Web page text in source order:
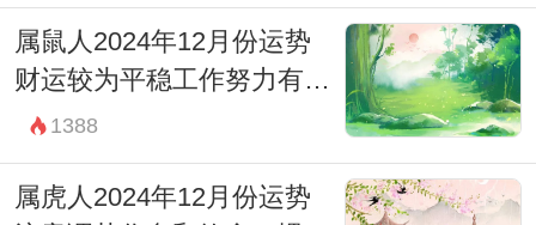
属鼠人2024年12月份运势
财运较为平稳工作努力有回
报 1388
属虎人2024年12月份运势